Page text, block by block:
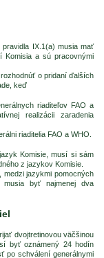
pravidla IX.1(a) musia mať
Komisia a sú pracovnými
o pridaní ďalších
keď
riaditeľov FAO a
realizácii zaradenia
riaditelia FAO a WHO.
Komisie, musí si sám
z jazykov Komisie.
medzi jazykmi pomocných
musia byť najmenej dva
dvojtretinovou väčšinou
byť oznámený 24 hodín
po schválení generálnymi